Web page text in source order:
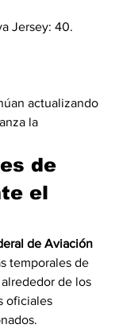
Jersey: 40.
actualizando
la
de
el
de Aviación
temporales de
de los
oficiales